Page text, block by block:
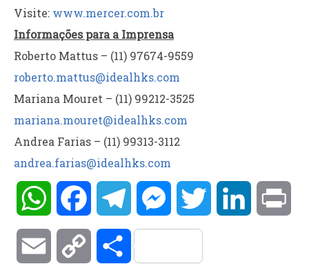
Visite: www.mercer.com.br
Informações para a Imprensa
Roberto Mattus – (11) 97674-9559
roberto.mattus@idealhks.com
Mariana Mouret – (11) 99212-3525
mariana.mouret@idealhks.com
Andrea Farias – (11) 99313-3112
andrea.farias@idealhks.com
WhatsAppFacebookTelegramMessengerTwitter LinkedIn
Email Copy Compartilhar